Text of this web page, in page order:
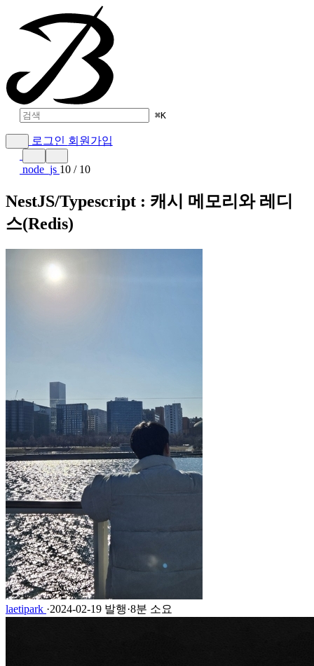
⌘K
로그인 회원가입
node_js 10 / 10
NestJS/Typescript : 캐시 메모리와 레디
스(Redis)
laetipark ·2024-02-19 발행·8분 소요